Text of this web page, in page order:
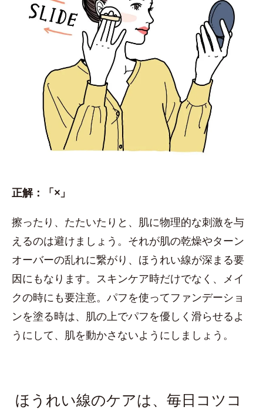
正解：「×」
擦ったり、たたいたりと、肌に物理的な刺激を与
えるのは避けましょう。それが肌の乾燥やターン
オーバーの乱れに繋がり、ほうれい線が深まる要
因にもなります。スキンケア時だけでなく、メイ
クの時にも要注意。パフを使ってファンデーショ
ンを塗る時は、肌の上でパフを優しく滑らせるよ
うにして、肌を動かさないようにしましょう。
ほうれい線のケアは、毎日コツコ